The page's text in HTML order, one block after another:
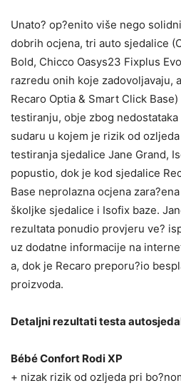
Unato? op?enito više nego
dobrih ocjena, tri auto sjedalice
Bold, Chicco Oasys23 Fixplus
razredu onih koje zadovoljavaju,
Recaro Optia & Smart Click
testiranju, obje zbog
sudaru u kojem je rizik od
testiranja sjedalice Jane Grand,
popustio, dok je kod sjedalice
Base neprolazna ocjena
školjke sjedalice i Isofix baze.
rezultata ponudio provjeru ve?
uz dodatne informacije na
a, dok je Recaro preporu?io
proizvoda.
Detaljni rezultati testa
Bébé Confort Rodi XP
+ nizak rizik od ozljeda pri